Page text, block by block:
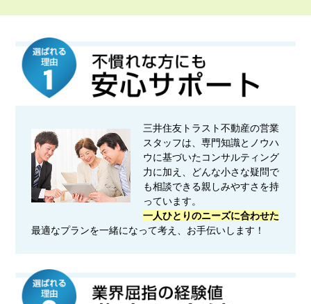
三井住友トラスト不動産の営業
スタッフは、専門知識とノウハ
ウに基づいたコンサルティング
力に加え、どんな小さな疑問で
も相談できる親しみやすさを持
っています。
一人ひとりのニーズに合わせた
最適なプランを一緒になって考え、お手伝いします！